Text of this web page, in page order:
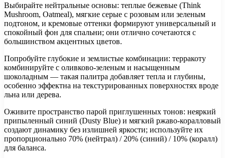
Выбирайте нейтральные основы: теплые бежевые (Think
Mushroom, Oatmeal), мягкие серые с розовым или зеленым
подтоном, и кремовые оттенки формируют универсальный и
спокойный фон для спальни; они отлично сочетаются с
большинством акцентных цветов.
Попробуйте глубокие и землистые комбинации: терракоту
комбинируйте с оливково-зеленым и насыщенным
шоколадным — такая палитра добавляет тепла и глубины,
особенно эффектна на текстурированных поверхностях вроде
льна или дерева.
Оживите пространство парой приглушенных тонов: неяркий
припыленный синий (Dusty Blue) и мягкий ржаво-коралловый
создают динамику без излишней яркости; используйте их
пропорционально 70% (нейтрал) / 20% (синий) / 10% (коралл)
для баланса.